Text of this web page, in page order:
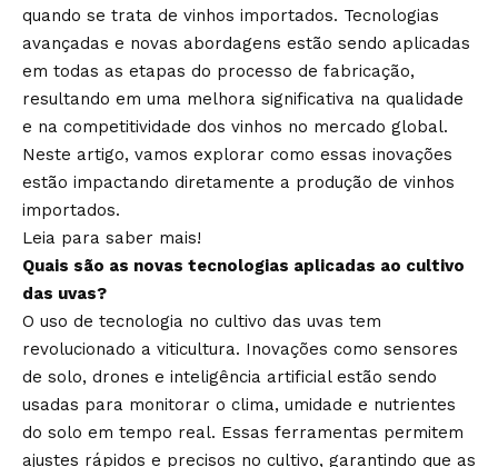
quando se trata de vinhos importados. Tecnologias
avançadas e novas abordagens estão sendo aplicadas
em todas as etapas do processo de fabricação,
resultando em uma melhora significativa na qualidade
e na competitividade dos vinhos no mercado global.
Neste artigo, vamos explorar como essas inovações
estão impactando diretamente a produção de vinhos
importados.
Leia para saber mais!
Quais são as novas tecnologias aplicadas ao cultivo
das uvas?
O uso de tecnologia no cultivo das uvas tem
revolucionado a viticultura. Inovações como sensores
de solo, drones e inteligência artificial estão sendo
usadas para monitorar o clima, umidade e nutrientes
do solo em tempo real. Essas ferramentas permitem
ajustes rápidos e precisos no cultivo, garantindo que as